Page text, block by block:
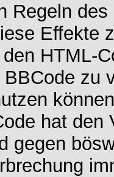
Regeln
Effekte
HTML-
zu
hat
gegen